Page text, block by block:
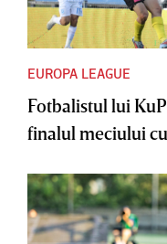
EUROPA LEAGUE
Fotbalistul lui
finalul meciului